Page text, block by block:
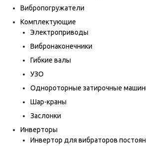
Вибропогружатели
Комплектующие
Электроприводы
Вибронаконечники
Гибкие валы
УЗО
Однороторные затирочные
Шар-краны
Заслонки
Инверторы
Инвертор для вибраторов